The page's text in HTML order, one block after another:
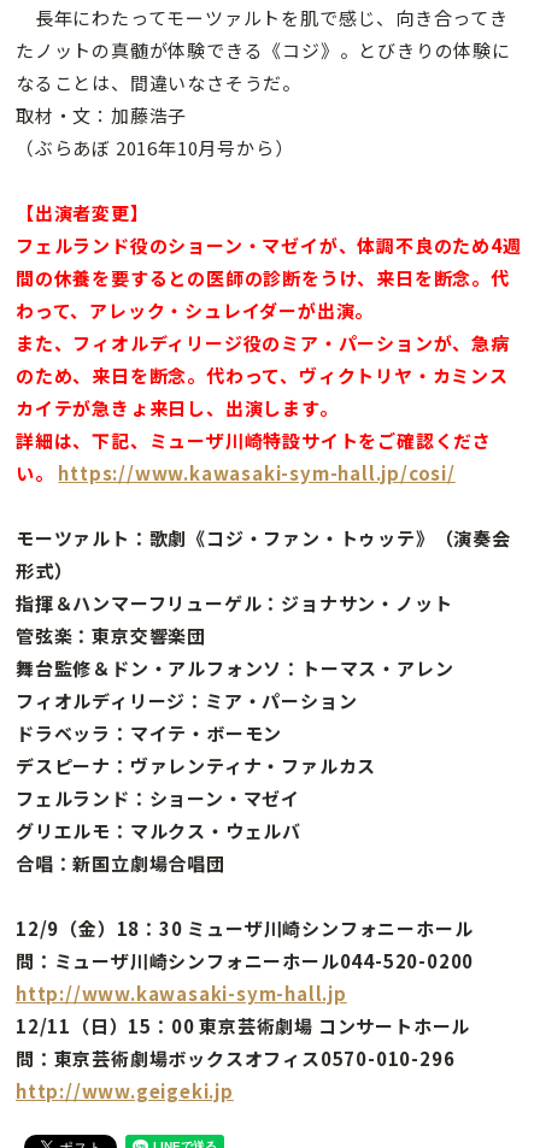
長年にわたってモーツァルトを肌で感じ、向き合ってき
たノットの真髄が体験できる《コジ》。とびきりの体験に
なることは、間違いなさそうだ。
取材・文：加藤浩子
（ぶらあぼ 2016年10月号から）
【出演者変更】
フェルランド役のショーン・マゼイが、体調不良のため4週
間の休養を要するとの医師の診断をうけ、来日を断念。代
わって、アレック・シュレイダーが出演。
また、フィオルディリージ役のミア・パーションが、急病
のため、来日を断念。代わって、ヴィクトリヤ・カミンス
カイテが急きょ来日し、出演します。
詳細は、下記、ミューザ川崎特設サイトをご確認くださ
い。 https://www.kawasaki-sym-hall.jp/cosi/
モーツァルト：歌劇《コジ・ファン・トゥッテ》（演奏会
形式）
指揮＆ハンマーフリューゲル：ジョナサン・ノット
管弦楽：東京交響楽団
舞台監修＆ドン・アルフォンソ：トーマス・アレン
フィオルディリージ：ミア・パーション
ドラベッラ：マイテ・ボーモン
デスピーナ：ヴァレンティナ・ファルカス
フェルランド：ショーン・マゼイ
グリエルモ：マルクス・ウェルバ
合唱：新国立劇場合唱団
12/9（金）18：30 ミューザ川崎シンフォニーホール
問：ミューザ川崎シンフォニーホール044-520-0200
http://www.kawasaki-sym-hall.jp
12/11（日）15：00 東京芸術劇場 コンサートホール
問：東京芸術劇場ボックスオフィス0570-010-296
http://www.geigeki.jp